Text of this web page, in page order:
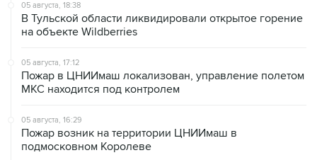
05 августа, 18:38
В Тульской области ликвидировали открытое горение
на объекте Wildberries
05 августа, 17:12
Пожар в ЦНИИмаш локализован, управление полетом
МКС находится под контролем
05 августа, 16:29
Пожар возник на территории ЦНИИмаш в
подмосковном Королеве